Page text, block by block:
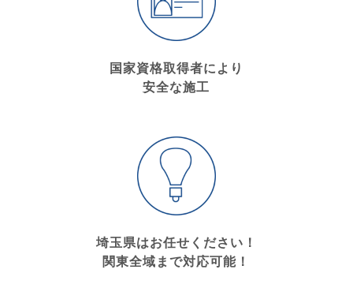
国家資格取得者により
安全な施工
埼玉県はお任せください！
関東全域まで対応可能！